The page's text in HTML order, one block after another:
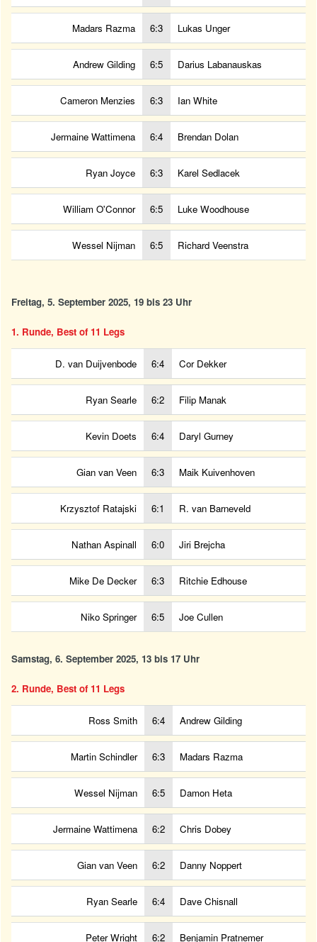
Madars Razma 6:3 Lukas Unger
Andrew Gilding 6:5 Darius Labanauskas
Cameron Menzies 6:3 Ian White
Jermaine Wattimena 6:4 Brendan Dolan
Ryan Joyce 6:3 Karel Sedlacek
William O'Connor 6:5 Luke Woodhouse
Wessel Nijman 6:5 Richard Veenstra
Freitag, 5. September 2025, 19 bis 23 Uhr
1. Runde, Best of 11 Legs
D. van Duijvenbode 6:4 Cor Dekker
Ryan Searle 6:2 Filip Manak
Kevin Doets 6:4 Daryl Gurney
Gian van Veen 6:3 Maik Kuivenhoven
Krzysztof Ratajski 6:1 R. van Barneveld
Nathan Aspinall 6:0 Jiri Brejcha
Mike De Decker 6:3 Ritchie Edhouse
Niko Springer 6:5 Joe Cullen
Samstag, 6. September 2025, 13 bis 17 Uhr
2. Runde, Best of 11 Legs
Ross Smith 6:4 Andrew Gilding
Martin Schindler 6:3 Madars Razma
Wessel Nijman 6:5 Damon Heta
Jermaine Wattimena 6:2 Chris Dobey
Gian van Veen 6:2 Danny Noppert
Ryan Searle 6:4 Dave Chisnall
Peter Wright 6:2 Benjamin Pratnemer